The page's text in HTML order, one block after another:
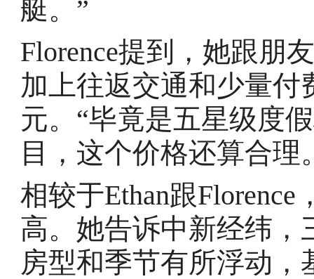
艇。”
Florence提到，她跟朋
加上往返交通和少量付
元。“毕竟是五星级度
目，这个价格还算合理
相较于Ethan跟
高。她告诉中新经纬，
房型和季节有所浮动，